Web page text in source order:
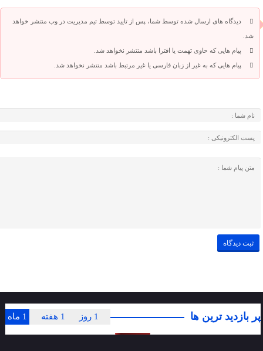
دیدگاه های ارسال شده توسط شما، پس از تایید توسط تیم مدیریت در وب منتشر خواهد
شد.
پیام هایی که حاوی تهمت یا افترا باشد منتشر نخواهد شد.
پیام هایی که به غیر از زبان فارسی یا غیر مرتبط باشد منتشر نخواهد شد.
پر بازدید ترین ها 1 ماه 1 هفته 1 روز